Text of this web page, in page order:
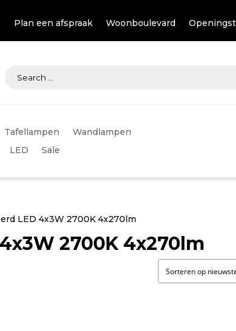
Plan een afspraak Woonboulevard
Tafellampen
Wandlampen
LED Sale
LED 4x3W 2700K 4x270lm
2700K 4x270lm